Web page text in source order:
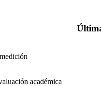
académica